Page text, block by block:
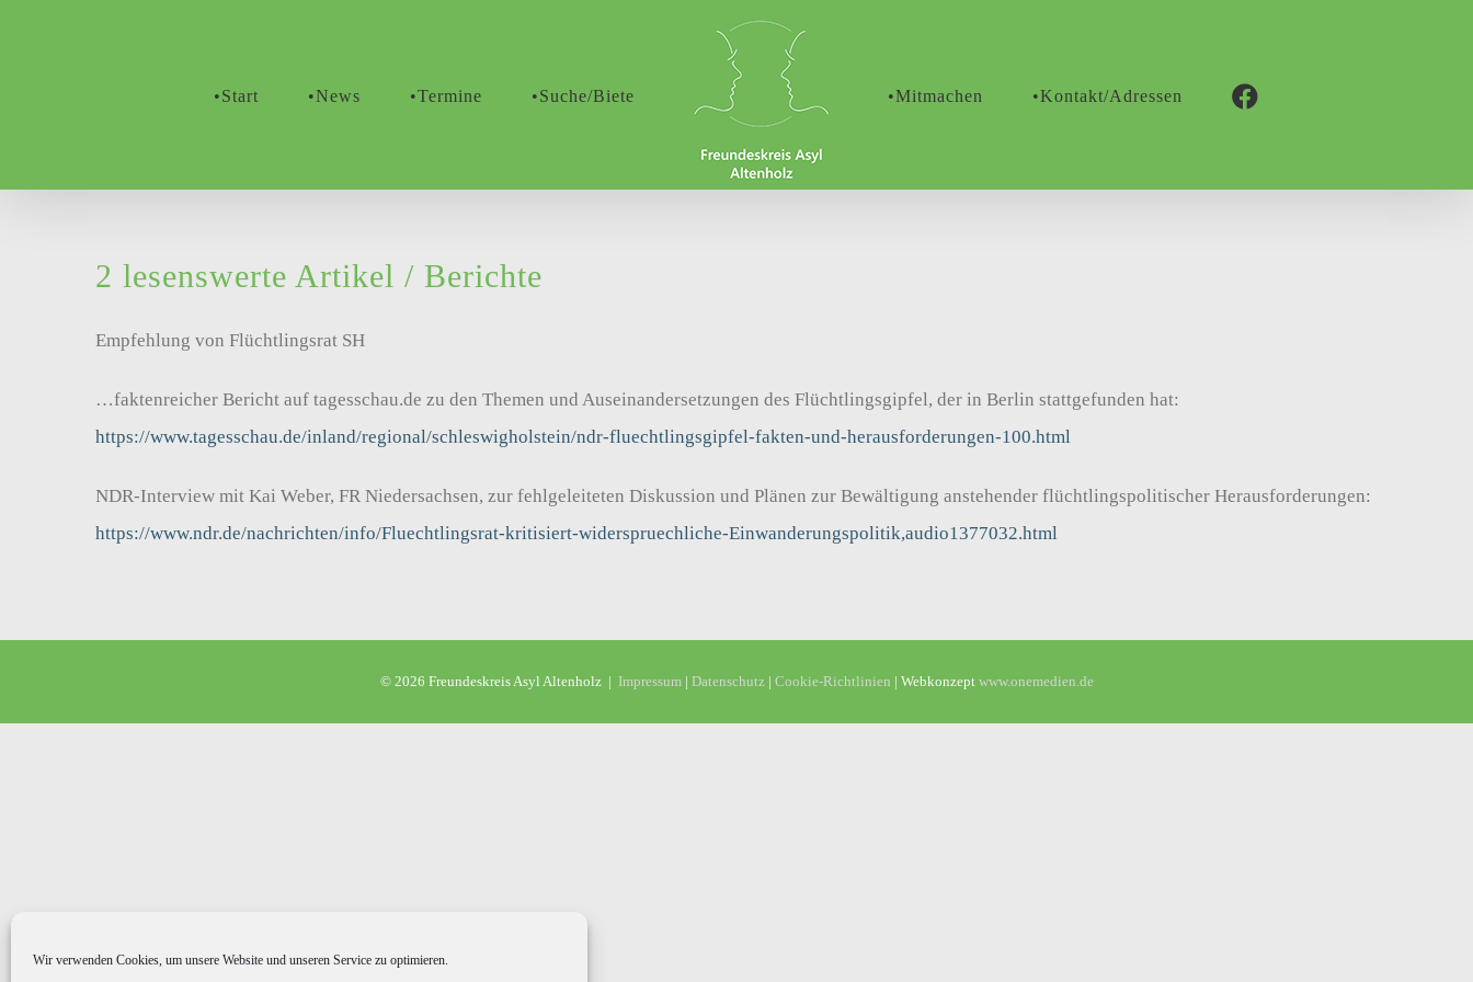
Wir verwenden Cookies, um unsere Website und unseren Service zu optimieren.
•Start •News •Termine •Suche/Biete •Mitmachen •Kontakt/Adressen
2 lesenswerte Artikel / Berichte
Empfehlung von Flüchtlingsrat SH
…faktenreicher Bericht auf tagesschau.de zu den Themen und Auseinandersetzungen des Flüchtlingsgipfel, der in Berlin stattgefunden hat:
https://www.tagesschau.de/inland/regional/schleswigholstein/ndr-fluechtlingsgipfel-fakten-und-herausforderungen-100.html
NDR-Interview mit Kai Weber, FR Niedersachsen, zur fehlgeleiteten Diskussion und Plänen zur Bewältigung anstehender flüchtlingspolitischer Herausforderungen:
https://www.ndr.de/nachrichten/info/Fluechtlingsrat-kritisiert-widerspruechliche-Einwanderungspolitik,audio1377032.html
© 2026 Freundeskreis Asyl Altenholz | Impressum | Datenschutz| Cookie-Richtlinien | Webkonzept www.onemedien.de